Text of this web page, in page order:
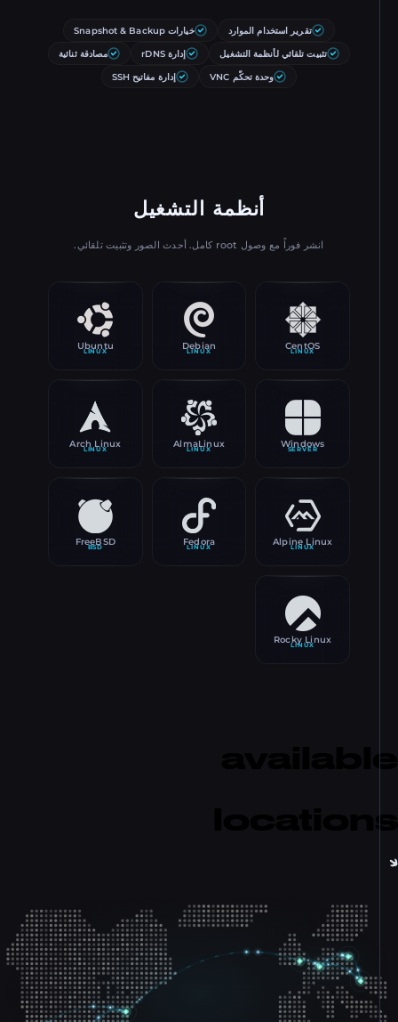
تقرير استخدام الموارد خيارات Snapshot & Backup
تثبيت تلقائي لأنظمة التشغيل إدارة rDNS مصادقة ثنائية
وحدة تحكّم VNC إدارة مفاتيح SSH
أنظمة التشغيل
انشر فوراً مع وصول root كامل. أحدث الصور وتثبيت تلقائي.
CentOS
LINUX
Debian
LINUX
Ubuntu
LINUX
Windows
SERVER
AlmaLinux
LINUX
Arch Linux
LINUX
Alpine Linux
LINUX
Fedora
LINUX
FreeBSD
BSD
Rocky Linux
LINUX